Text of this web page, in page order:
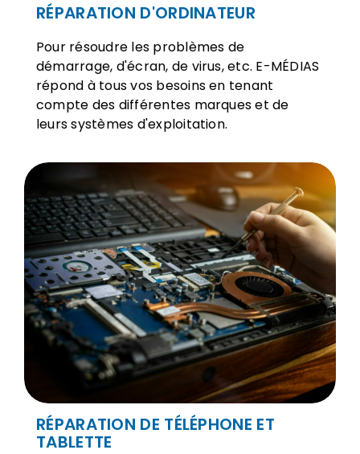
RÉPARATION D'ORDINATEUR
Pour résoudre les problèmes de
démarrage, d'écran, de virus, etc. E-MÉDIAS
répond à tous vos besoins en tenant
compte des différentes marques et de
leurs systèmes d'exploitation.
RÉPARATION DE TÉLÉPHONE ET
TABLETTE